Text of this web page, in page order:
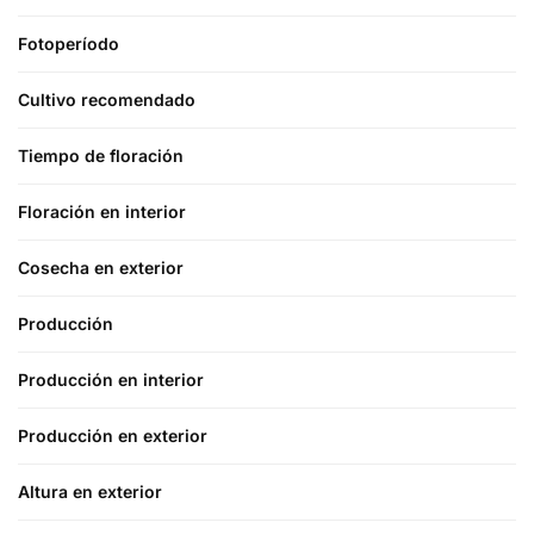
Fotoperíodo
Cultivo recomendado
Tiempo de floración
Floración en interior
Cosecha en exterior
Producción
Producción en interior
Producción en exterior
Altura en exterior